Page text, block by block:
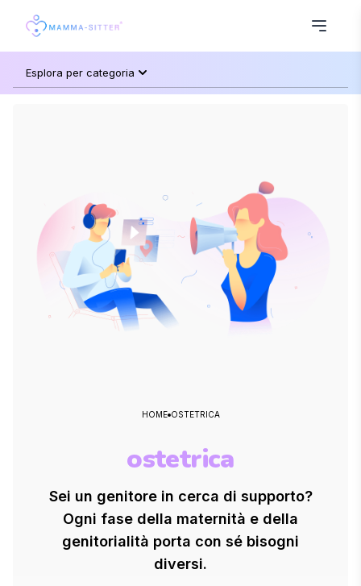
Esplora per categoria
HOME OSTETRICA
ostetrica
Sei un genitore in cerca di supporto?
Ogni fase della maternità e della
genitorialità porta con sé bisogni
diversi.